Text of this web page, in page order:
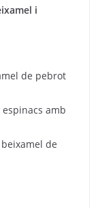
i
de pebrot
amb
de